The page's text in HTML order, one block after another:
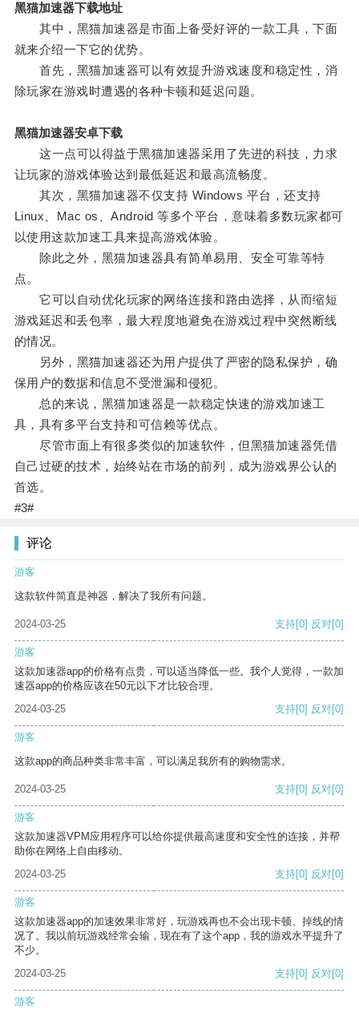
黑猫加速器下载地址
其中，黑猫加速器是市面上备受好评的一款工具，下面
就来介绍一下它的优势。
首先，黑猫加速器可以有效提升游戏速度和稳定性，消
除玩家在游戏时遭遇的各种卡顿和延迟问题。
黑猫加速器安卓下载
这一点可以得益于黑猫加速器采用了先进的科技，力求
让玩家的游戏体验达到最低延迟和最高流畅度。
其次，黑猫加速器不仅支持 Windows 平台，还支持
Linux、Mac os、Android 等多个平台，意味着多数玩家都可
以使用这款加速工具来提高游戏体验。
除此之外，黑猫加速器具有简单易用、安全可靠等特
点。
它可以自动优化玩家的网络连接和路由选择，从而缩短
游戏延迟和丢包率，最大程度地避免在游戏过程中突然断线
的情况。
另外，黑猫加速器还为用户提供了严密的隐私保护，确
保用户的数据和信息不受泄漏和侵犯。
总的来说，黑猫加速器是一款稳定快速的游戏加速工
具，具有多平台支持和可信赖等优点。
尽管市面上有很多类似的加速软件，但黑猫加速器凭借
自己过硬的技术，始终站在市场的前列，成为游戏界公认的
首选。
#3#
评论
游客
这款软件简直是神器，解决了我所有问题。
2024-03-25 支持[0] 反对[0]
游客
这款加速器app的价格有点贵，可以适当降低一些。我个人觉得，一款加
速器app的价格应该在50元以下才比较合理。
2024-03-25
支持[0] 反对[0]
游客
这款app的商品种类非常丰富，可以满足我所有的购物需求。
2024-03-25 支持[0] 反对[0]
游客
这款加速器VPM应用程序可以给你提供最高速度和安全性的连接，并帮
助你在网络上自由移动。
2024-03-25
支持[0] 反对[0]
游客
这款加速器app的加速效果非常好，玩游戏再也不会出现卡顿、掉线的情
况了。我以前玩游戏经常会输，现在有了这个app，我的游戏水平提升了
不少。
2024-03-25
支持[0] 反对[0]
游客